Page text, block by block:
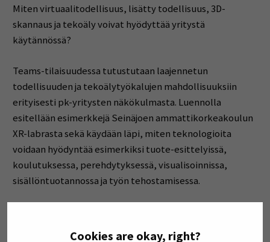
Cookies are okay, right?
Miten virtuaalitodellisuus, lisätty todellisuus, 3D-
skannaus ja tekoäly voivat hyödyttää yritystä
käytännössä?
Teams-tilaisuudessa tutustutaan laajennetun
todellisuuden ja tekoälytyökalujen mahdollisuuksiin
erityisesti pk-yritysten näkökulmasta. Luennolla
esitellään esimerkkejä Seinäjoen ammattikorkeakoulun
XR-labrasta sekä käydään läpi, miten teknologioita
voidaan hyödyntää esimerkiksi tuote-esittelyissä,
koulutuksessa, perehdytyksessä, visualisoinnissa,
sisällöntuotannossa ja työn tehostamisessa.